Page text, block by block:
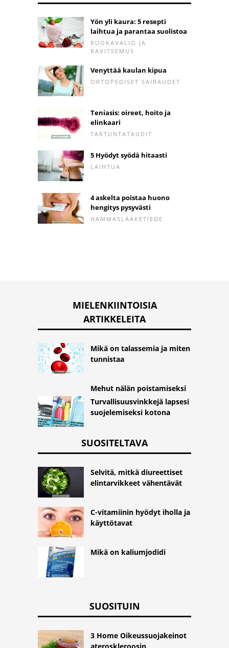
Yön yli kaura: 5 resepti
laihtua ja parantaa suolistoa
RUOKAVALIO JA
RAVITSEMUS
Venyttää kaulan kipua
ORTOPEDISET SAIRAUDET
Teniasis: oireet, hoito ja
elinkaari
TARTUNTATAUDIT
5 Hyödyt syödä hitaasti
LAIHTUA
4 askelta poistaa huono
hengitys pysyvästi
HAMMASLÄÄKETIEDE
MIELENKIINTOISIA
ARTIKKELEITA
Mikä on talassemia ja miten
tunnistaa
Mehut nälän poistamiseksi
Turvallisuusvinkkejä lapsesi
suojelemiseksi kotona
SUOSITELTAVA
Selvitä, mitkä diureettiset
elintarvikkeet vähentävät
C-vitamiinin hyödyt iholla ja
käyttötavat
Mikä on kaliumjodidi
SUOSITUIN
3 Home Oikeussuojakeinot
ateroskleroosin